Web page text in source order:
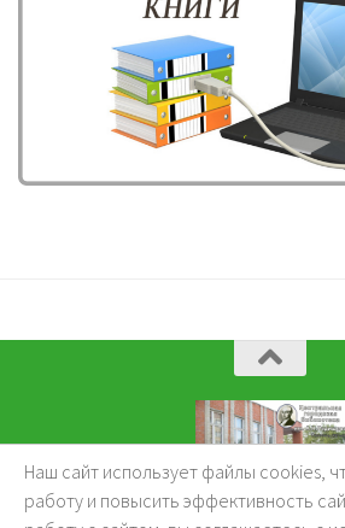
KuzBibliok © 2026.
Наш сайт использует файлы cookies,
работу и повысить эффективность